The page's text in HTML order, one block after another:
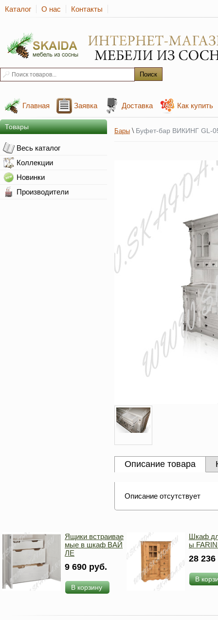
Каталог О нас Контакты
Главная Заявка Доставка Как купить
Товары
Весь каталог
Коллекции
Новинки
Производители
Бары \ Буфет-бар ВИКИНГ GL-
Описание товара
Описание отсутствует
Ящики встраивае
мые в шкаф ВАЙ
ЛЕ
9 690 руб.
В корзину
Шкаф
ы
28
В